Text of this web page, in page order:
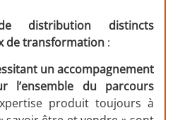
distribution distincts
de transformation :
un accompagnement
l’ensemble du parcours
produit toujours à